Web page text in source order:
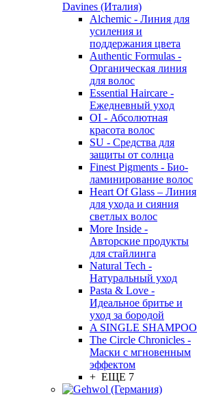
Davines (Италия)
Alchemic - Линия для
усиления и
поддержания цвета
Authentic Formulas -
Органическая линия
для волос
Essential Haircare -
Eжедневный уход
OI - Абсолютная
красота волос
SU - Средства для
защиты от солнца
Finest Pigments - Био-
ламинирование волос
Heart Of Glass – Линия
для ухода и сияния
светлых волос
More Inside -
Авторские продукты
для стайлинга
Natural Tech -
Натуральный уход
Pasta & Love -
Идеальное бритье и
уход за бородой
A SINGLE SHAMPOO
The Circle Chronicles -
Маски с мгновенным
эффектом
+ ЕЩЕ 7